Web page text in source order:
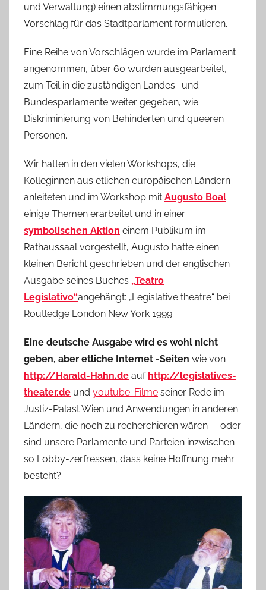
und Verwaltung) einen abstimmungsfähigen
Vorschlag für das Stadtparlament formulieren.
Eine Reihe von Vorschlägen wurde im Parlament
angenommen, über 60 wurden ausgearbeitet,
zum Teil in die zuständigen Landes- und
Bundesparlamente weiter gegeben, wie
Diskriminierung von Behinderten und queeren
Personen.
Wir hatten in den vielen Workshops, die
Kolleginnen aus etlichen europäischen Ländern
anleiteten und im Workshop mit Augusto Boal
einige Themen erarbeitet und in einer
symbolischen Aktion einem Publikum im
Rathaussaal vorgestellt, Augusto hatte einen
kleinen Bericht geschrieben und der englischen
Ausgabe seines Buches „Teatro
Legislativo“angehängt: „Legislative theatre“ bei
Routledge London New York 1999.
Eine deutsche Ausgabe wird es wohl nicht
geben, aber etliche Internet -Seiten wie von
http://Harald-Hahn.de auf http://legislatives-
theater.de und youtube-Filme seiner Rede im
Justiz-Palast Wien und Anwendungen in anderen
Ländern, die noch zu recherchieren wären – oder
sind unsere Parlamente und Parteien inzwischen
so Lobby-zerfressen, dass keine Hoffnung mehr
besteht?